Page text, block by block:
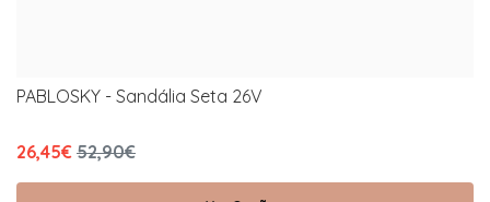
PABLOSKY - Sandália Seta 26V
26,45€ 52,90€